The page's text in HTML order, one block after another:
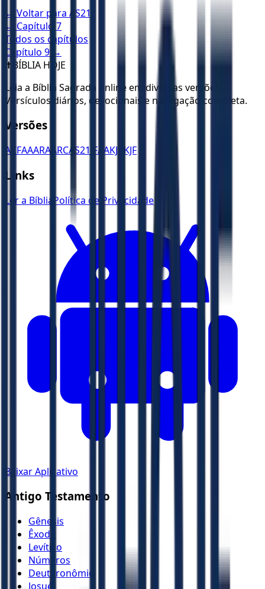
← Voltar para AS21
← Capítulo 7
Todos os capítulos
Capítulo 9 →
✝️ BÍBLIA HOJE
Leia a Bíblia Sagrada online em diversas versões.
Versículos diários, devocionais e navegação completa.
Versões
ACFAAARA ARCAS21 JFAAKJA KJF
Links
Ler a Bíblia Política de Privacidade
Baixar Aplicativo
Antigo Testamento
Gênesis
Êxodo
Levítico
Números
Deuteronômio
Josué